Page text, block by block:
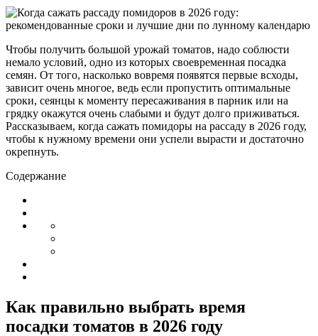
Чтобы получить большой урожай томатов, надо соблюсти
немало условий, одно из которых своевременная посадка
семян. От того, насколько вовремя появятся первые всходы,
зависит очень многое, ведь если пропустить оптимальные
сроки, сеянцы к моменту пересаживания в парник или на
грядку окажутся очень слабыми и будут долго приживаться.
Рассказываем, когда сажать помидоры на рассаду в 2026 году,
чтобы к нужному времени они успели вырасти и достаточно
окрепнуть.
Содержание
Как правильно выбрать время
посадки томатов в 2026 году